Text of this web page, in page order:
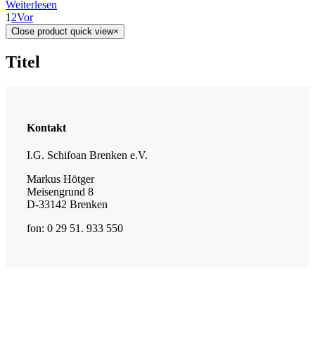
Weiterlesen
1 2Vor
Close product quick view×
Titel
Kontakt
I.G. Schifoan Brenken e.V.
Markus Hötger
Meisengrund 8
D-33142 Brenken
fon: 0 29 51. 933 550